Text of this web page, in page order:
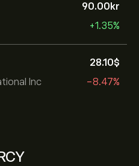
90.00‎kr‎
+1.35%
Inc
28.10‎$‎
-8.47%